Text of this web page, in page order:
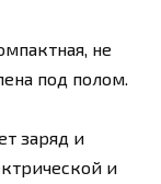
не
под полом.
заряд и
и